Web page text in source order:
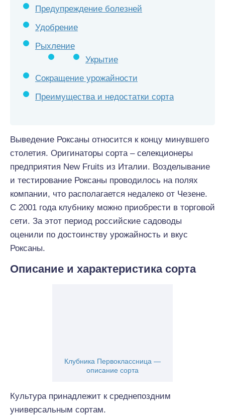
Предупреждение болезней
Удобрение
Рыхление
Укрытие
Сокращение урожайности
Преимущества и недостатки сорта
Выведение Роксаны относится к концу минувшего
столетия. Оригинаторы сорта – селекционеры
предприятия New Fruits из Италии. Возделывание
и тестирование Роксаны проводилось на полях
компании, что располагается недалеко от Чезене.
С 2001 года клубнику можно приобрести в торговой
сети. За этот период российские садоводы
оценили по достоинству урожайность и вкус
Роксаны.
Описание и характеристика сорта
Клубника Первоклассница —
описание сорта
Культура принадлежит к среднепоздним
универсальным сортам.